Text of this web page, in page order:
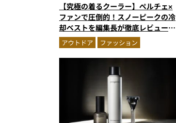
です」
【究極の着るクーラー】ペルチェ×
ファンで圧倒的！スノーピークの冷
却ベストを編集長が徹底レビュー。
炎天下でも“寒さ”を味わえる本気
のギア『コレ買いです』Vol.172
アウトドア ファッション